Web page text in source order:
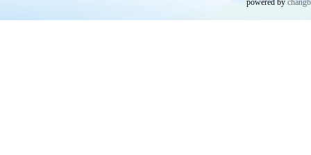
powered by